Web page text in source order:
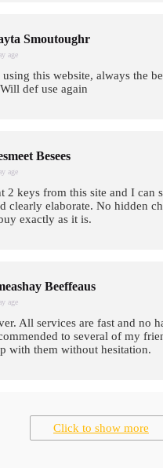
Smoutoughr
age
this website, always the
def use again
Besees
age
2 keys from this site and I can
clearly elaborate. No hidden
exactly as it is.
Beeffeaus
age
All services are fast and no
to several of my
with them without hesitation.
Click to show more